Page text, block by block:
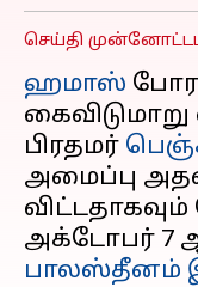
செய்தி
ஹமாஸ்
பிரதமர்
அமைப்பு
அக்டோபர் 7
பாலஸ்தீனம்